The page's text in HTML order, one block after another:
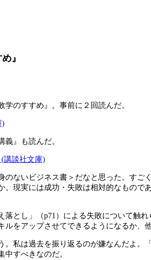
』
学のすすめ』。事前に２回読んだ。
)
義』も読んだ。
講談社文庫)
のないビジネス書＞だなと思った。す
。現実には成功・失敗は相対的なもの
落とし」（p71）による失敗について触
ルをアップさせてできるようになるか、
。私は過去を振り返るのが嫌なんだよ
中すべきなのだ。